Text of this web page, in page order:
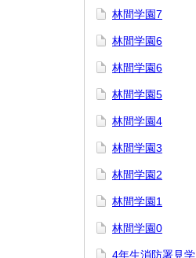
林間学園7
林間学園6
林間学園6
林間学園5
林間学園4
林間学園3
林間学園2
林間学園1
林間学園0
4年生消防署見学